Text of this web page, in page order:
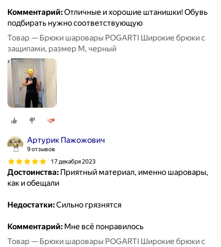
Комментарий:Отличные и хорошие штанишки! Обувь
подбирать нужно соответствующую
Товар — Брюки шаровары POGARTI Широкие брюки с
защипами, размер M, черный
Артурик Пажожович
9 отзывов
17 декабря 2023
Достоинства: Приятный материал, именно шаровары,
как и обещали
Недостатки:Сильно грязнятся
Комментарий: Мне всё понравилось
Товар — Брюки шаровары POGARTI Широкие брюки с